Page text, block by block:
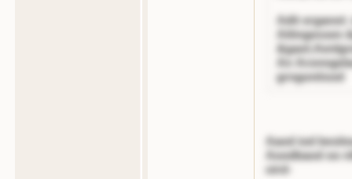
Adit
Aittngessen
An
grngontisod
Aaod iod
Aoodbaod oo
oird-